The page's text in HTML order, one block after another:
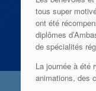
tous super
ont été
diplômes
de spécialités
La journée à été
animations, des